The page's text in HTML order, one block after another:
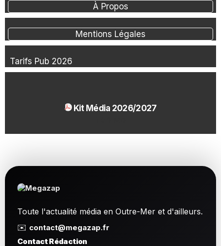
À Propos
Mentions Légales
Tarifs Pub 2026
Kit Média 2026/2027
Toute l'actualité média en Outre-Mer et d'ailleurs.
✉️ contact@megazap.fr
Contact Rédaction